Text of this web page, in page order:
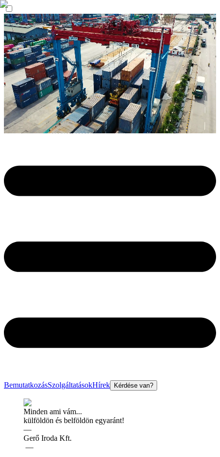
BemutatkozásSzolgáltatásokHírek Kérdése van?
Minden ami vám...
külföldön és belföldön egyaránt!
—
Gerő Iroda Kft.
—